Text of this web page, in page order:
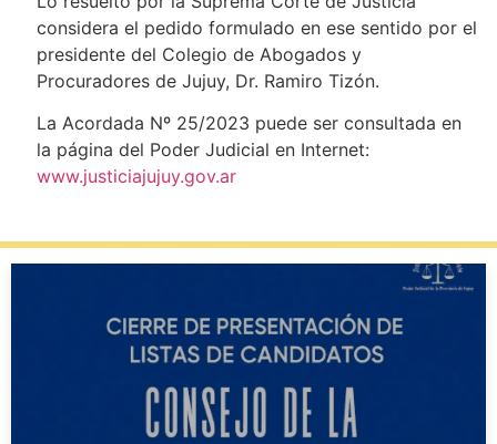
considera el pedido formulado en ese sentido por el
presidente del Colegio de Abogados y
Procuradores de Jujuy, Dr. Ramiro Tizón.
La Acordada Nº 25/2023 puede ser consultada en
la página del Poder Judicial en Internet:
www.justiciajujuy.gov.ar